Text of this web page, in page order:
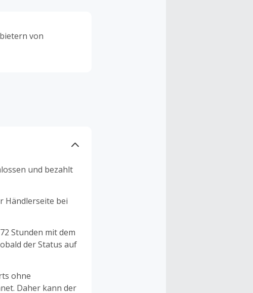
von
und bezahlt
Händlerseite bei
Stunden mit dem
der Status auf
ohne
Daher kann der